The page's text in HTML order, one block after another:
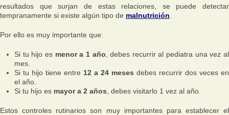
resultados que surjan de estas relaciones, se puede detectar
tempranamente si existe algún tipo de malnutrición
Por ello es muy importante que:
Si tu hijo esmenor a 1 año , debes recurrir al pediatra una vez al
mes.
Si tu hijo tiene entre 12 a 24 meses debes recurrir dos veces en
el año.
Si tu hijo es mayor a 2 años , debes visitarlo 1 vez al año.
Estos controles rutinarios son muy importantes para establecer el